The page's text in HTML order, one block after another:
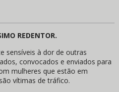
REDENTOR.
sensíveis à dor de outras
convocados e enviados para
mulheres que estão em
vítimas de tráfico.